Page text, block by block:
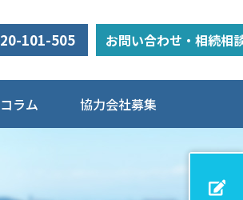
101-505 お問い合わせ・相続相
ラム 協力会社募集